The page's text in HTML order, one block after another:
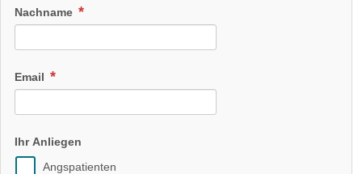
Nachname
Email
Ihr Anliegen
Angspatienten